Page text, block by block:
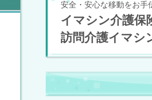
安全・安心な移動をお手
イマシン介護保
訪問介護イマシ